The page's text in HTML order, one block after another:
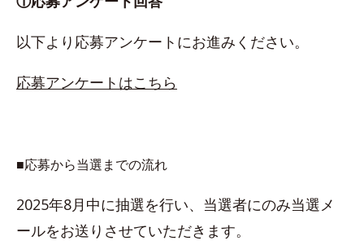
以下より応募アンケートにお進みください。
応募アンケートはこちら
■応募から当選までの流れ
2025年8月中に抽選を行い、当選者にのみ当選メ
ールをお送りさせていただきます。